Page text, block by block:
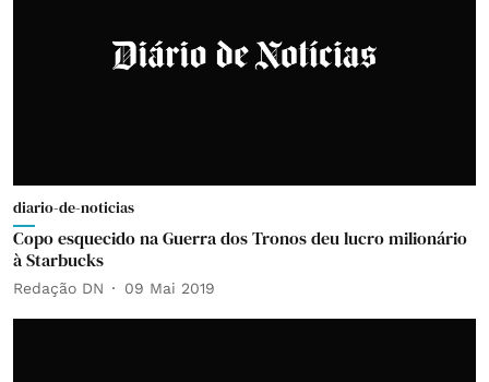
diario-de-noticias
Copo esquecido na Guerra dos Tronos deu lucro milionário
à Starbucks
Redação DN 09 Mai 2019